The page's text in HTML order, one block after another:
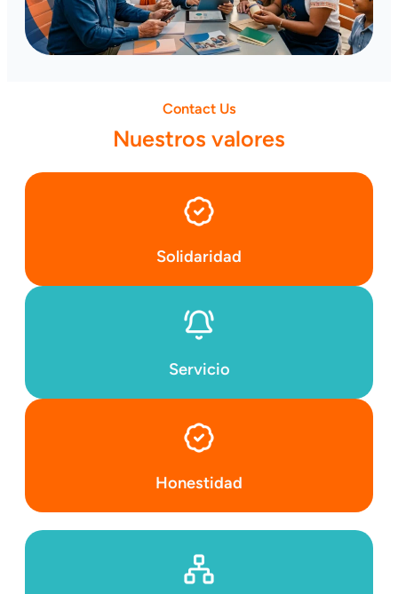
Contact Us
Nuestros valores
Solidaridad
Servicio
Honestidad